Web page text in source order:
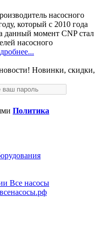
насосного
который с 2010 года
данный момент CNP стал
насосного
Новинки, скидки,
Политика
Все насосы